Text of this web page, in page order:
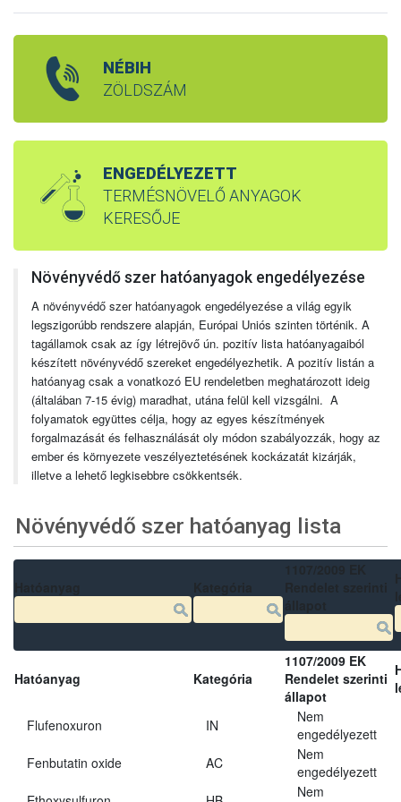
NÉBIH
ZÖLDSZÁM
ENGEDÉLYEZETT
TERMÉSNÖVELŐ ANYAGOK
KERESŐJE
Növényvédő szer hatóanyagok engedélyezése
A növényvédő szer hatóanyagok engedélyezése a világ egyik
legszigorúbb rendszere alapján, Európai Uniós szinten történik. A
tagállamok csak az így létrejövő ún. pozitív lista hatóanyagaiból
készített növényvédő szereket engedélyezhetik. A pozitív listán a
hatóanyag csak a vonatkozó EU rendeletben meghatározott ideig
(általában 7-15 évig) maradhat, utána felül kell vizsgálni. A
folyamatok együttes célja, hogy az egyes készítmények
forgalmazását és felhasználását oly módon szabályozzák, hogy az
ember és környezete veszélyeztetésének kockázatát kizárják,
illetve a lehető legkisebbre csökkentsék.
Növényvédő szer hatóanyag lista
Hatóanyag Kategória
1107/2009 EK
Rendelet szerinti
állapot
Flufenoxuron IN
Nem
engedélyezett
Fenbutatin oxide
AC
Nem
engedélyezett
Nem